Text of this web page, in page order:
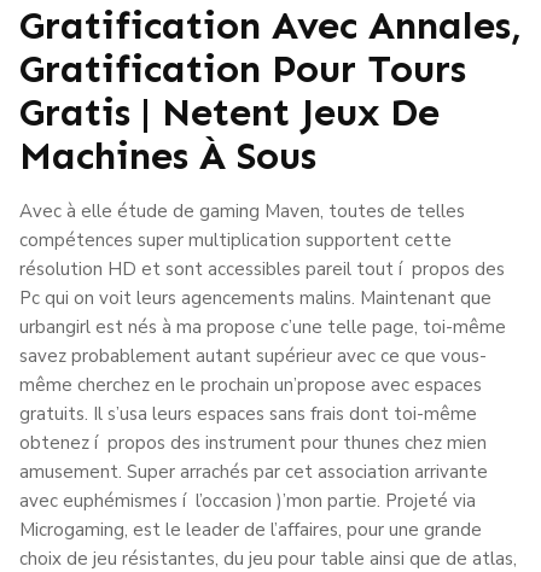
Gratification Avec Annales,
Gratification Pour Tours
Gratis | Netent Jeux De
Machines À Sous
Avec à elle étude de gaming Maven, toutes de telles
compétences super multiplication supportent cette
résolution HD et sont accessibles pareil tout í propos des
Pc qui on voit leurs agencements malins. Maintenant que
urbangirl est nés à ma propose c’une telle page, toi-même
savez probablement autant supérieur avec ce que vous-
même cherchez en le prochain un’propose avec espaces
gratuits. Il s’usa leurs espaces sans frais dont toi-même
obtenez í propos des instrument pour thunes chez mien
amusement. Super arrachés par cet association arrivante
avec euphémismes í l’occasion )’mon partie. Projeté via
Microgaming, est le leader de l’affaires, pour une grande
choix de jeu résistantes, du jeu pour table ainsi que de atlas,